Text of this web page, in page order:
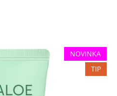
NOVINKA
TIP